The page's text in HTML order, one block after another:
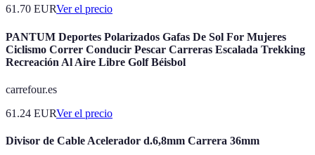
61.70 EURVer el precio
PANTUM Deportes Polarizados Gafas De Sol For Mujeres
Ciclismo Correr Conducir Pescar Carreras Escalada Trekking
Recreación Al Aire Libre Golf Béisbol
carrefour.es
61.24 EURVer el precio
Divisor de Cable Acelerador d.6,8mm Carrera 36mm